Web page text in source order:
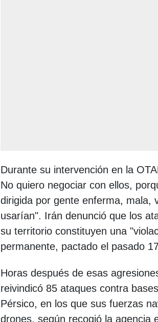
Durante su intervención en la
No quiero negociar con ellos,
dirigida por gente enferma, mala,
usarían". Irán denunció que los
su territorio constituyen una
permanente, pactado el pasado
Horas después de esas
reivindicó 85 ataques contra
Pérsico, en los que sus fuerzas
drones, según recogió la agencia